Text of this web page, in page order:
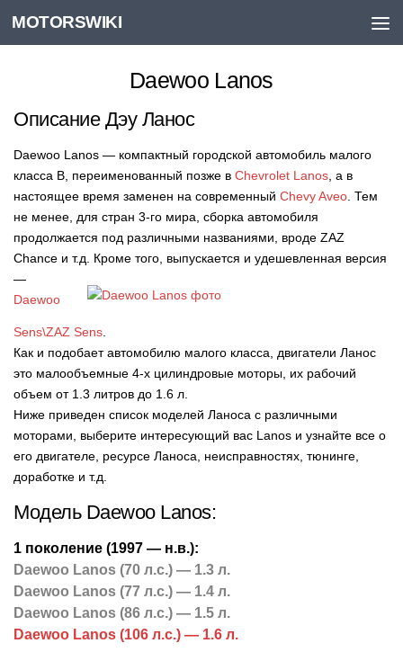
Skip to content
MOTORSWIKI
Daewoo Lanos
Описание Дэу Ланос
Daewoo Lanos — компактный городской автомобиль малого
класса В, переименованный позже в Chevrolet Lanos , а в
настоящее время заменен на современный Chevy Aveo . Тем
не менее, для стран 3-го мира, сборка автомобиля
продолжается под различными названиями, вроде ZAZ
Chance и т.д. Кроме того, выпускается и удешевленная версия
—
Daewoo
Sens\ZAZ Sens
Как и подобает автомобилю малого класса, двигатели Ланос
это малообъемные 4-х цилиндровые моторы, их рабочий
объем от 1.3 литров до 1.6 л.
Ниже приведен список моделей Ланоса с различными
моторами, выберите интересующий вас Lanos и узнайте все о
его двигателе, ресурсе Ланоса, неисправностях, тюнинге,
доработке и т.д.
Модель Daewoo Lanos:
1 поколение (1997 — н.в.):
Daewoo Lanos (70 л.с.) — 1.3 л.
Daewoo Lanos (77 л.с.) — 1.4 л.
Daewoo Lanos (86 л.с.) — 1.5 л.
Daewoo Lanos (106 л.с.) — 1.6 л.